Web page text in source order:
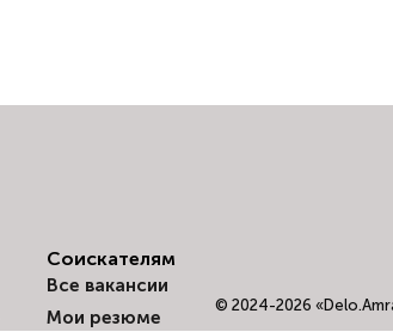
Соискателям
Все вакансии
Мои резюме
© 2024-2026